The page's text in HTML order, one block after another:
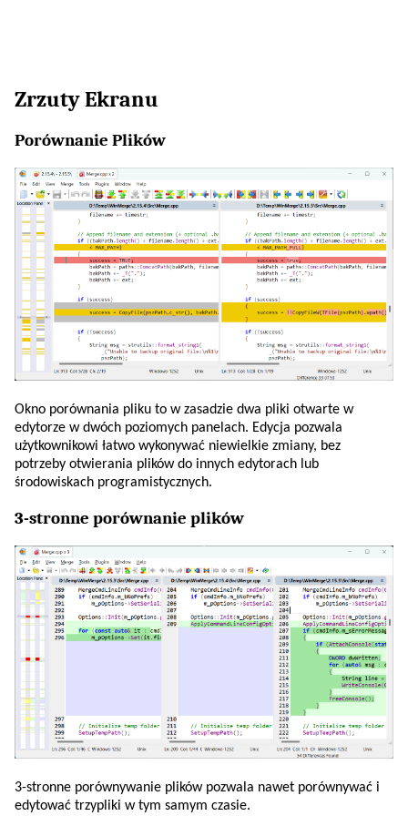
Zrzuty Ekranu
Porównanie Plików
Okno porównania pliku to w zasadzie dwa pliki otwarte w
edytorze w dwóch poziomych panelach. Edycja pozwala
użytkownikowi łatwo wykonywać niewielkie zmiany, bez
potrzeby otwierania plików do innych edytorach lub
środowiskach programistycznych.
3-stronne porównanie plików
3-stronne porównywanie plików pozwala nawet porównywać i
edytować trzypliki w tym samym czasie.